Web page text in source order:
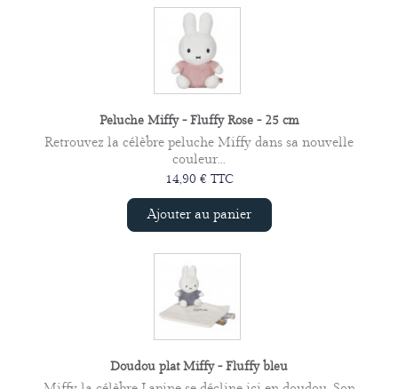
Peluche Miffy - Fluffy Rose - 25 cm
Retrouvez la célèbre peluche Miffy dans sa nouvelle
couleur...
14,90 € TTC
Ajouter au panier
Doudou plat Miffy - Fluffy bleu